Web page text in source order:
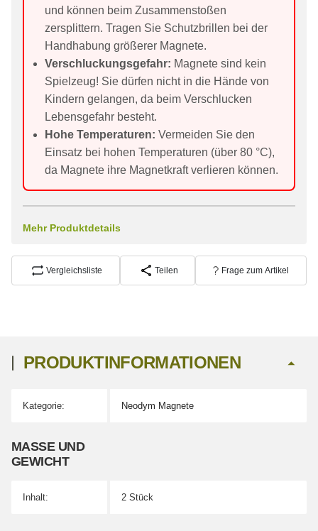
und können beim Zusammenstoßen
zersplittern. Tragen Sie Schutzbrillen bei der
Handhabung größerer Magnete.
Verschluckungsgefahr: Magnete sind kein
Spielzeug! Sie dürfen nicht in die Hände von
Kindern gelangen, da beim Verschlucken
Lebensgefahr besteht.
Hohe Temperaturen: Vermeiden Sie den
Einsatz bei hohen Temperaturen (über 80 °C),
da Magnete ihre Magnetkraft verlieren können.
Mehr Produktdetails
Vergleichsliste Teilen Frage zum Artikel
PRODUKTINFORMATIONEN
Produkteigenschaft
Wert
Kategorie: Neodym Magnete
MASSE UND G
EWICHT
Inhalt: 2 Stück